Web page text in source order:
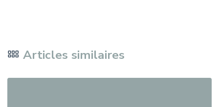
Articles similaires